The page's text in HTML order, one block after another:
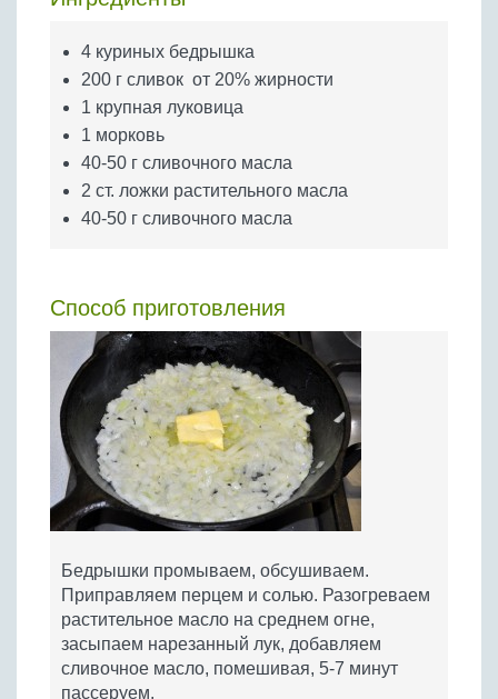
Бобовые
Яйца
Крупы
4 куриных бедрышка
200 г сливок от 20% жирности
1 крупная луковица
1 морковь
40-50 г сливочного масла
2 ст. ложки растительного масла
40-50 г сливочного масла
Способ приготовления
Бедрышки промываем, обсушиваем.
Приправляем перцем и солью. Разогреваем
растительное масло на среднем огне,
засыпаем нарезанный лук, добавляем
сливочное масло, помешивая, 5-7 минут
пассеруем.